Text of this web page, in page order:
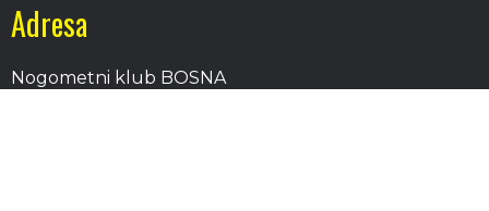
Adresa
Nogometni klub BOSNA